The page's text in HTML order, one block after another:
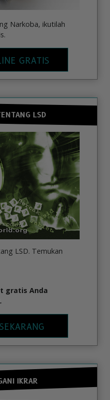
Narkoba, ikutilah
GRATIS
LSD
LSD. Temukan
gratis Anda
IKRAR